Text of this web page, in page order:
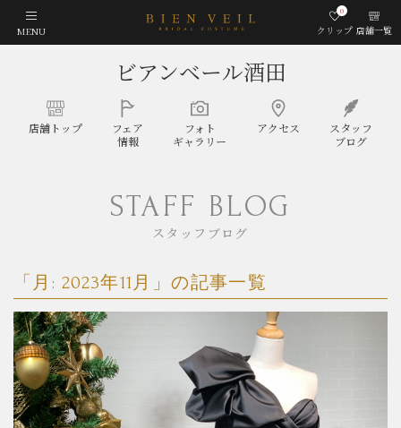
MENU クリップ
0
店舗一覧
ビアンベール酒田
店舗トップ
フェア
情報
フォト
ギャラリー
アクセス
スタッフ
ブログ
STAFF BLOG
スタッフブログ
「月: 2023年11月 」の記事一覧